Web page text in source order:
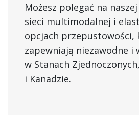
Możesz polegać na
sieci multimodalnej i
opcjach przepustowości,
zapewniają niezawodne i
w Stanach
i Kanadzie.